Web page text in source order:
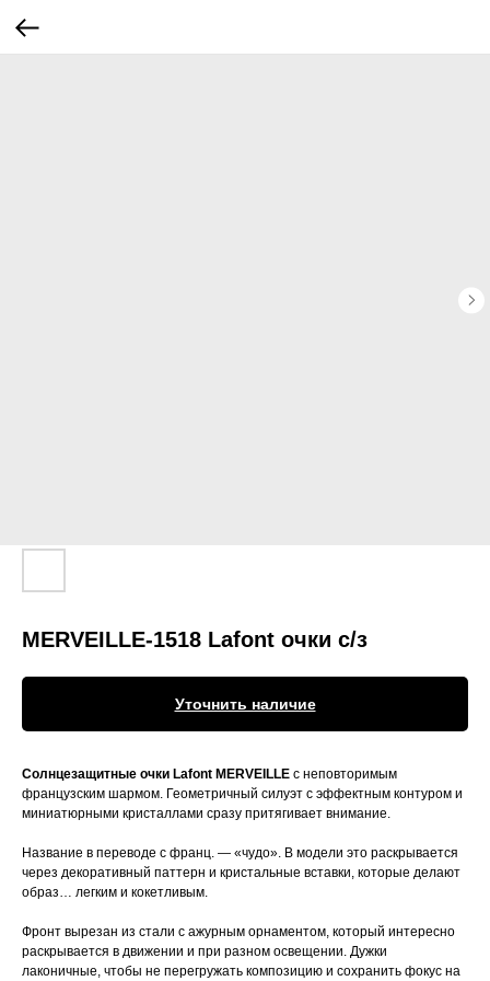
MERVEILLE-1518 Lafont очки c/з
Уточнить наличие
Солнцезащитные очки Lafont MERVEILLE с неповторимым
французским шармом. Геометричный силуэт с эффектным контуром и
миниатюрными кристаллами сразу притягивает внимание.
Название в переводе с франц. — «чудо». В модели это раскрывается
через декоративный паттерн и кристальные вставки, которые делают
образ… легким и кокетливым.
Фронт вырезан из стали с ажурным орнаментом, который интересно
раскрывается в движении и при разном освещении. Дужки
лаконичные, чтобы не перегружать композицию и сохранить фокус на